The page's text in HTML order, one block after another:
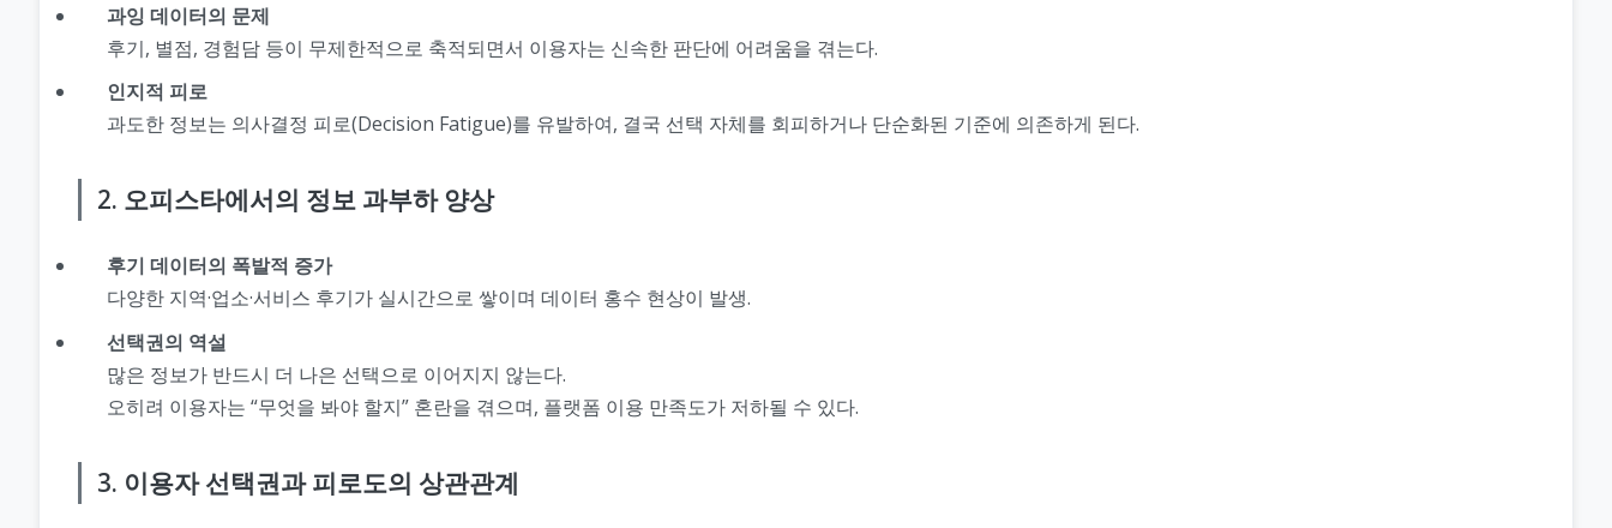
과잉 데이터의 문제
후기, 별점, 경험담 등이 무제한적으로 축적되면서 이용자는 신속한 판단에 어려움을 겪는다.
인지적 피로
과도한 정보는 의사결정 피로(Decision Fatigue)를 유발하여, 결국 선택 자체를 회피하거나 단순화된 기준에 의존하게 된다.
2. 오피스타에서의 정보 과부하 양상
후기 데이터의 폭발적 증가
다양한 지역·업소·서비스 후기가 실시간으로 쌓이며 데이터 홍수 현상이 발생.
선택권의 역설
많은 정보가 반드시 더 나은 선택으로 이어지지 않는다.
오히려 이용자는 “무엇을 봐야 할지” 혼란을 겪으며, 플랫폼 이용 만족도가 저하될 수 있다.
3. 이용자 선택권과 피로도의 상관관계